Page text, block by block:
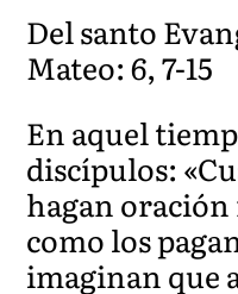
Del santo
Mateo: 6, 7-15
En aquel
discípulos:
hagan
como los
imaginan que